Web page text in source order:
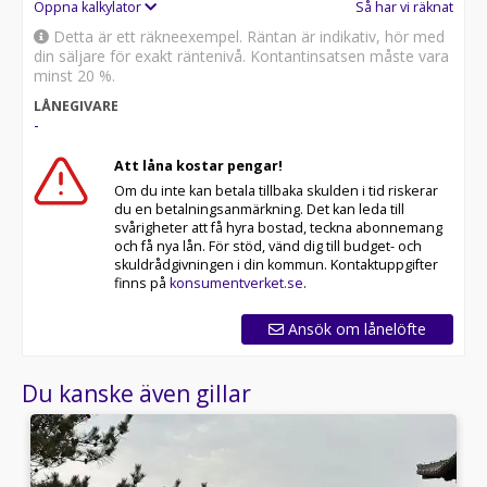
Öppna kalkylator Så har vi räknat
Detta är ett räkneexempel. Räntan är indikativ, hör med
din säljare för exakt räntenivå. Kontantinsatsen måste vara
minst 20 %.
LÅNEGIVARE
-
Att låna kostar pengar!
Om du inte kan betala tillbaka skulden i tid riskerar
du en betalningsanmärkning. Det kan leda till
svårigheter att få hyra bostad, teckna abonnemang
och få nya lån. För stöd, vänd dig till budget- och
skuldrådgivningen i din kommun. Kontaktuppgifter
finns på konsumentverket.se.
Ansök om lånelöfte
Du kanske även gillar